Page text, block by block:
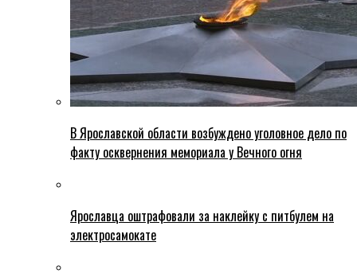
В Ярославской области возбуждено уголовное дело по
факту осквернения мемориала у Вечного огня
Ярославца оштрафовали за наклейку с питбулем на
электросамокате